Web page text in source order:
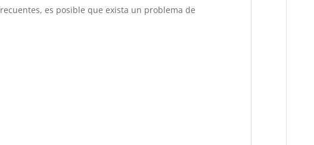
es posible que exista un problema de